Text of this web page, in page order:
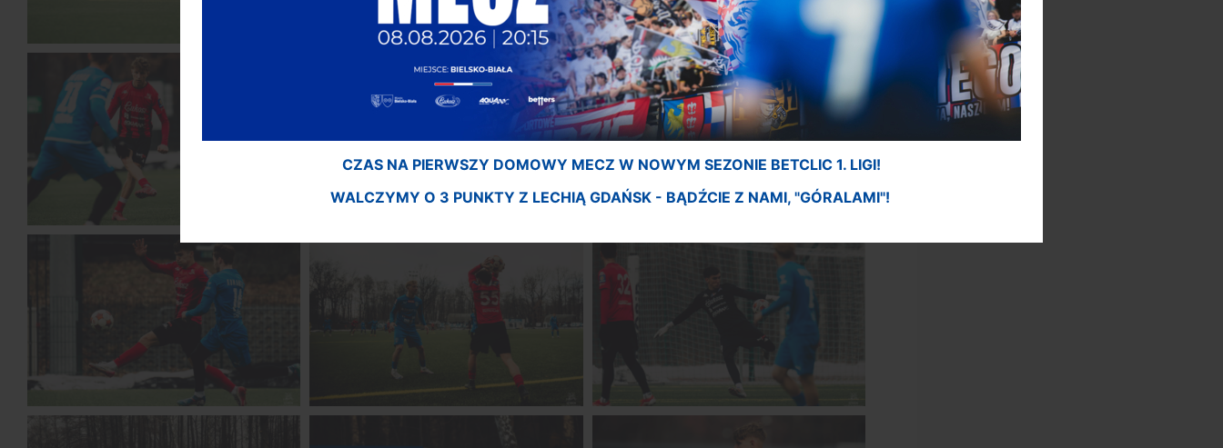
CZAS NA PIERWSZY DOMOWY MECZ W NOWYM SEZONIE BETCLIC 1. LIGI!
WALCZYMY O 3 PUNKTY Z LECHIĄ GDAŃSK - BĄDŹCIE Z NAMI, "GÓRALAMI"!